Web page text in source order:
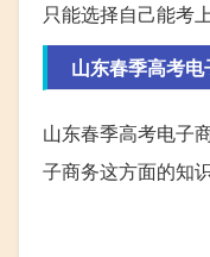
只能选择自己能考
山东春季高考
山东春季高考电子
子商务这方面的知